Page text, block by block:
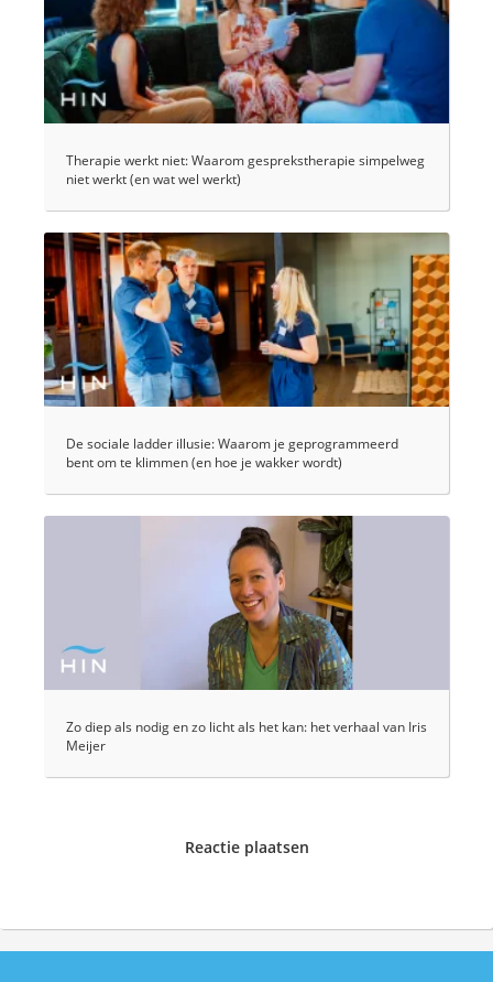
Therapie werkt niet: Waarom gesprekstherapie simpelweg
niet werkt (en wat wel werkt)
De sociale ladder illusie: Waarom je geprogrammeerd
bent om te klimmen (en hoe je wakker wordt)
Zo diep als nodig en zo licht als het kan: het verhaal van Iris
Meijer
Reactie plaatsen